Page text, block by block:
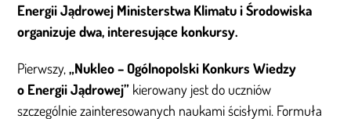
Energii Jądrowej Ministerstwa Klimatu i Środowiska
organizuje dwa, interesujące konkursy.
Pierwszy,„Nukleo – Ogólnopolski Konkurs Wiedzy
o Energii Jądrowej” kierowany jest do uczniów
szczególnie zainteresowanych naukami ścisłymi. Formuła